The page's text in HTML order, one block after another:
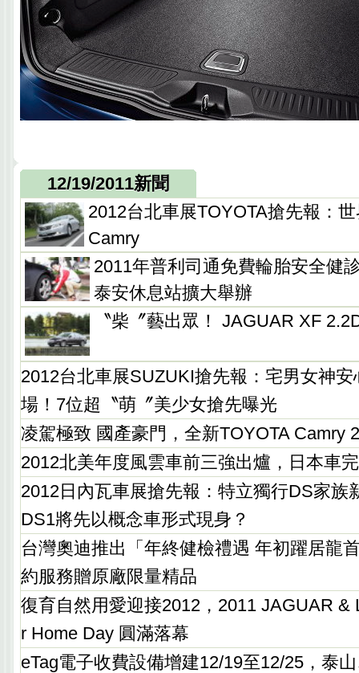
12/19/2011新聞
2012台北車展TOYOTA搶先報：
Camry
2011年普利司通免費輪胎安全健
泰安休息站擴大舉辦
〝柴〞藝出眾！ JAGUAR XF
2012台北車展SUZUKI搶先報：宅男女神
場！7位超〝萌〞美少女搶先曝光
凌駕極致 國產豪門，全新TOYOTA Camry
2012北美年度風雲車前三強出爐，日本車
2012日內瓦車展搶先報：特立獨行DS家族
DS1將先以概念車形式現身？
台灣奧迪推出「年終健檢禮遇 年初躍居龍
約服務贈原廠限量精品
復育自然用愛迎接2012，2011 JAGUAR &
r Home Day 圓滿落幕
eTag電子收費設備增建12/19至12/25，泰